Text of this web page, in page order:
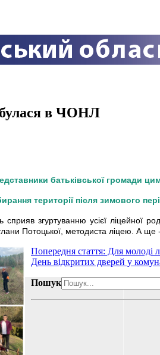
в ЧОНЛ
батьківської громади
території після зимового
згуртуванню усієї ліцейної
Потоцької, методиста ліцею. А
Попередня стаття: Для
День відкритих дверей у
Пошук